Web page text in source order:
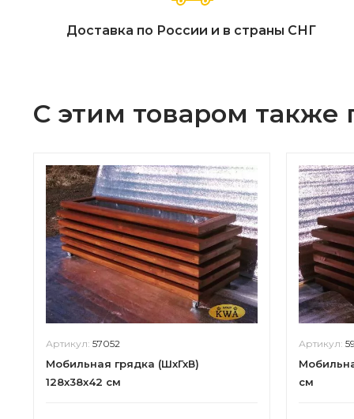
Доставка по России и в страны СНГ
С этим товаром также
Артикул: 57052
Мобильная грядка (ШхГхВ)
128х38х42 см
Артикул:
см